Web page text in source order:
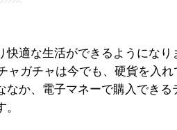
適な生活ができるようになり
ャガチャは今でも、硬貨を入れ
か、電子マネーで購入できる